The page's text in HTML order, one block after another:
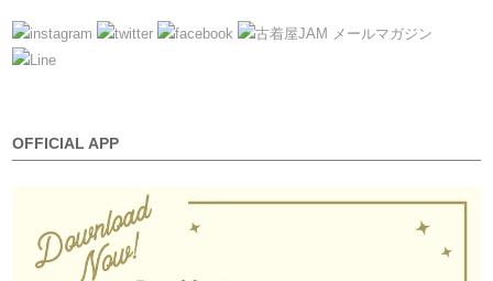
OFFICIAL APP